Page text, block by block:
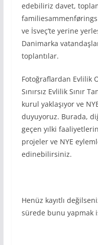
edebiliriz davet,
ve İsveç’te yerine
Danimarka
toplantılar.
Fotoğraflardan Evlilik
Sınırsız Evlilik Sınır
kurul yaklaşıyor ve
duyuyoruz. Burada,
geçen yılki
projeler ve NYE
edinebilirsiniz.
Henüz kayıtlı
sürede bunu yapmak